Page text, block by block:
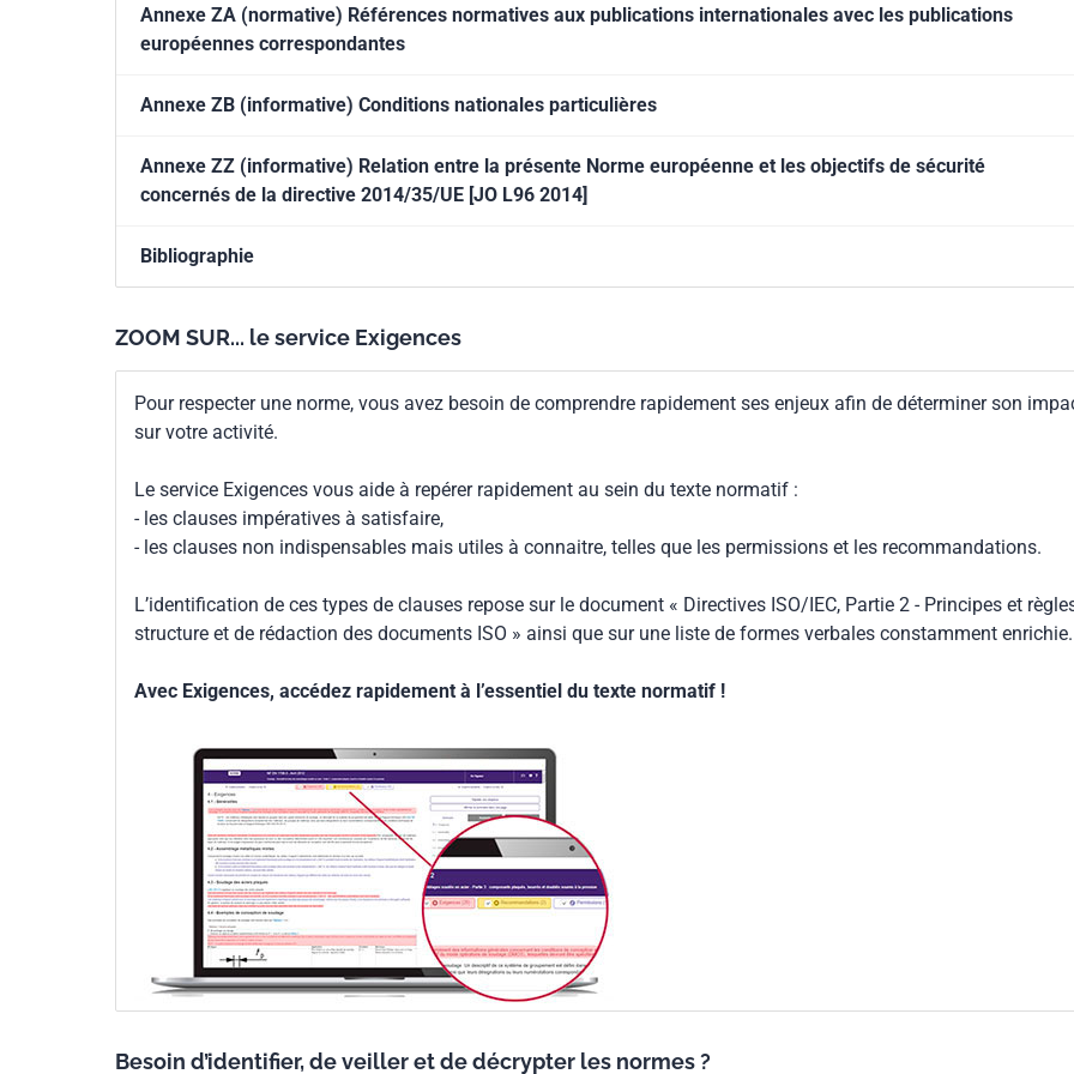
Annexe ZA (normative) Références normatives aux publications internationales avec les publications
européennes correspondantes
Annexe ZB (informative) Conditions nationales particulières
Annexe ZZ (informative) Relation entre la présente Norme européenne et les objectifs de sécurité
concernés de la directive 2014/35/UE [JO L96 2014]
Bibliographie
ZOOM SUR... le service Exigences
Pour respecter une norme, vous avez besoin de comprendre rapidement ses enjeux afin de déterminer son
sur votre activité.
Le service Exigences vous aide à repérer rapidement au sein du texte normatif :
- les clauses impératives à satisfaire,
- les clauses non indispensables mais utiles à connaitre, telles que les permissions et les recommandations.
L’identification de ces types de clauses repose sur le document « Directives ISO/IEC, Partie 2 - Principes et
structure et de rédaction des documents ISO » ainsi que sur une liste de formes verbales constamment enrichie.
Avec Exigences, accédez rapidement à l’essentiel du texte normatif !
Besoin d’identifier, de veiller et de décrypter les normes ?